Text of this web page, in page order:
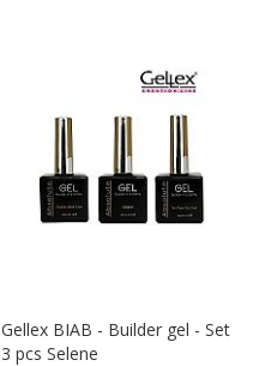
Gellex BIAB - Builder gel - Set
3 pcs Selene